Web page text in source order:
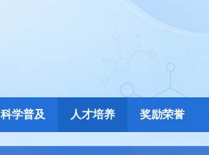
科学普及 人才培养 奖励荣誉